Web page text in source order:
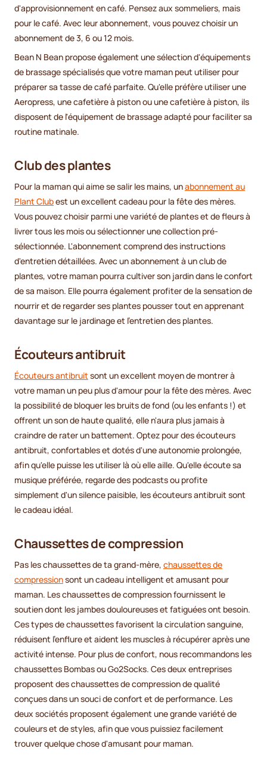
d'approvisionnement en café. Pensez aux sommeliers, mais
pour le café. Avec leur abonnement, vous pouvez choisir un
abonnement de 3, 6 ou 12 mois.
Bean N Bean propose également une sélection d'équipements
de brassage spécialisés que votre maman peut utiliser pour
préparer sa tasse de café parfaite. Qu'elle préfère utiliser une
Aeropress, une cafetière à piston ou une cafetière à piston, ils
disposent de l'équipement de brassage adapté pour faciliter sa
routine matinale.
Club des plantes
Pour la maman qui aime se salir les mains, unabonnement au
Plant Clubest un excellent cadeau pour la fête des mères.
Vous pouvez choisir parmi une variété de plantes et de fleurs à
livrer tous les mois ou sélectionner une collection pré-
sélectionnée. L'abonnement comprend des instructions
d'entretien détaillées. Avec un abonnement à un club de
plantes, votre maman pourra cultiver son jardin dans le confort
de sa maison. Elle pourra également profiter de la sensation de
nourrir et de regarder ses plantes pousser tout en apprenant
davantage sur le jardinage et l'entretien des plantes.
Écouteurs antibruit
Écouteurs antibruitsont un excellent moyen de montrer à
votre maman un peu plus d'amour pour la fête des mères. Avec
la possibilité de bloquer les bruits de fond (ou les enfants !) et
offrent un son de haute qualité, elle n'aura plus jamais à
craindre de rater un battement. Optez pour des écouteurs
antibruit, confortables et dotés d'une autonomie prolongée,
afin qu'elle puisse les utiliser là où elle aille. Qu'elle écoute sa
musique préférée, regarde des podcasts ou profite
simplement d'un silence paisible, les écouteurs antibruit sont
le cadeau idéal.
Chaussettes de compression
Pas les chaussettes de ta grand-mère, chaussettes de
compressionsont un cadeau intelligent et amusant pour
maman. Les chaussettes de compression fournissent le
soutien dont les jambes douloureuses et fatiguées ont besoin.
Ces types de chaussettes favorisent la circulation sanguine,
réduisent l'enflure et aident les muscles à récupérer après une
activité intense. Pour plus de confort, nous recommandons les
chaussettes Bombas ou Go2Socks. Ces deux entreprises
proposent des chaussettes de compression de qualité
conçues dans un souci de confort et de performance. Les
deux sociétés proposent également une grande variété de
couleurs et de styles, afin que vous puissiez facilement
trouver quelque chose d'amusant pour maman.